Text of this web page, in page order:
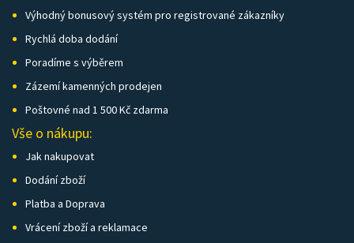
Výhodný bonusový systém pro registrované zákazníky
Rychlá doba dodání
Poradíme s výběrem
Zázemí kamenných prodejen
Poštovné nad 1 500 Kč zdarma
Vše o nákupu:
Jak nakupovat
Dodání zboží
Platba a Doprava
Vrácení zboží a reklamace